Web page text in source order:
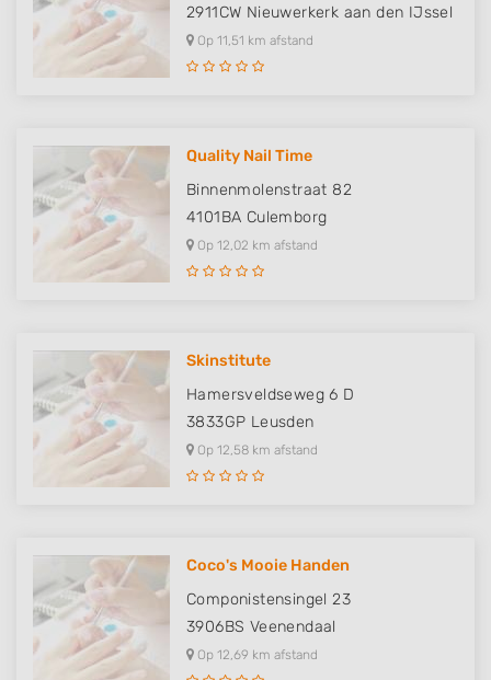
2911CW Nieuwerkerk aan den IJssel
Op 11,51 km afstand
Quality Nail Time
Binnenmolenstraat 82
4101BA Culemborg
Op 12,02 km afstand
Skinstitute
Hamersveldseweg 6 D
3833GP Leusden
Op 12,58 km afstand
Coco's Mooie Handen
Componistensingel 23
3906BS Veenendaal
Op 12,69 km afstand